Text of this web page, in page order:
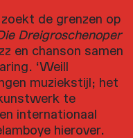
de grenzen op
Dreigroschenoper
en chanson samen
‘Weill
muziekstijl; het
te
internationaal
hierover.